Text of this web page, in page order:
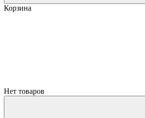
Корзина
Нет товаров